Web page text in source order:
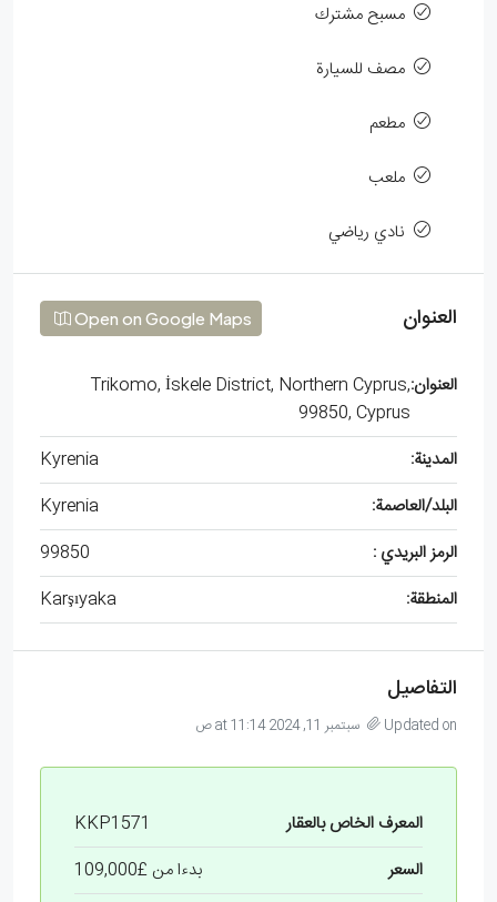
مسبح مشترك
مصف للسيارة
مطعم
ملعب
نادي رياضي
العنوان Open on Google Maps
العنوان:Trikomo, İskele District, Northern Cyprus,
99850, Cyprus
المدينة:
Kyrenia
البلد/العاصمة:
Kyrenia
الرمز البريدي :
99850
المنطقة:
Karşıyaka
التفاصيل
Updated on سبتمبر 11, 2024 at 11:14 ص
المعرف الخاص بالعقار
KKP1571
السعر
بدءا من £109,000